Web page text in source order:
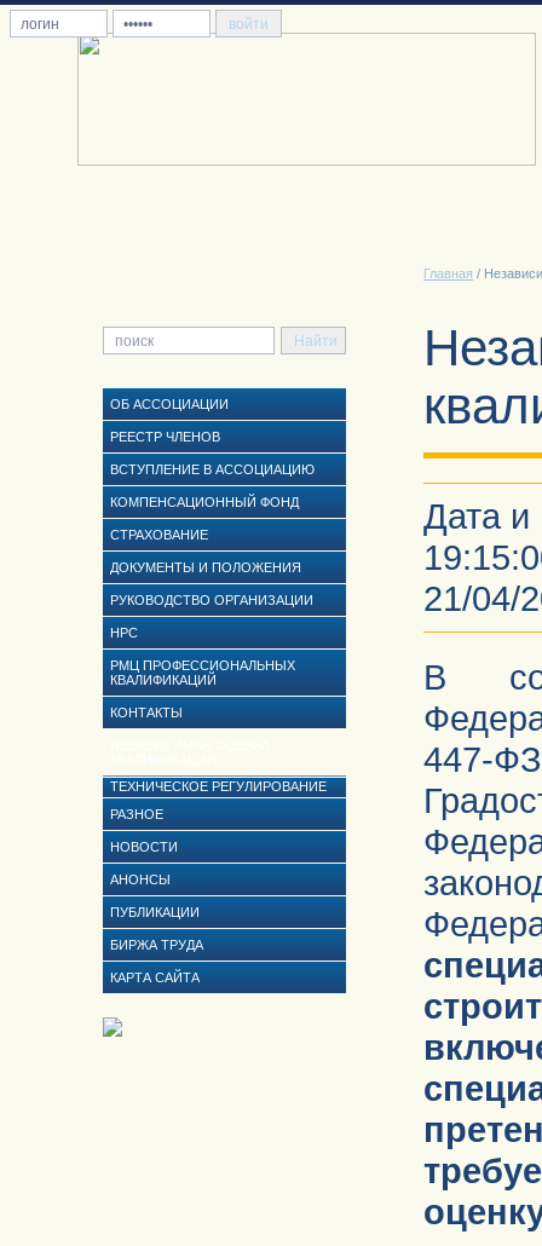
Главная /
ОБ АССОЦИАЦИИ
РЕЕСТР ЧЛЕНОВ
ВСТУПЛЕНИЕ В АССОЦИАЦИЮ
КОМПЕНСАЦИОННЫЙ ФОНД
СТРАХОВАНИЕ
ДОКУМЕНТЫ И ПОЛОЖЕНИЯ
РУКОВОДСТВО ОРГАНИЗАЦИИ
НРС
РМЦ ПРОФЕССИОНАЛЬНЫХ
КВАЛИФИКАЦИЙ
КОНТАКТЫ
ТЕХНИЧЕСКОЕ РЕГУЛИРОВАНИЕ
РАЗНОЕ
НОВОСТИ
АНОНСЫ
ПУБЛИКАЦИИ
БИРЖА ТРУДА
КАРТА САЙТА
Дата и
21/04/
В
447-